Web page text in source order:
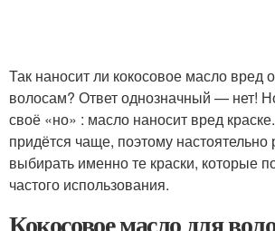
Так наносит ли кокосовое масло вред
волосам? Ответ однозначный — нет!
своё «но» : масло наносит вред
придётся чаще, поэтому настоятельно
выбирать именно те краски, которые
частого использования.